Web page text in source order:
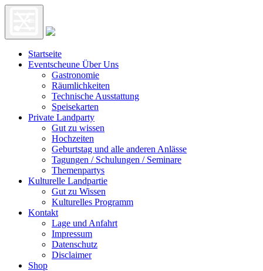
Startseite
Eventscheune Über Uns
Gastronomie
Räumlichkeiten
Technische Ausstattung
Speisekarten
Private Landparty
Gut zu wissen
Hochzeiten
Geburtstag und alle anderen Anlässe
Tagungen / Schulungen / Seminare
Themenpartys
Kulturelle Landpartie
Gut zu Wissen
Kulturelles Programm
Kontakt
Lage und Anfahrt
Impressum
Datenschutz
Disclaimer
Shop